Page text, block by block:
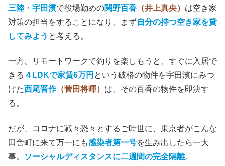
三陸・宇田濱で役場勤めの関野百香 （井上真央） は空き家
対策の担当をすることになり、まず自分の持つ空き家を貸
してみよう と考える。
一方、リモートワークで釣りを楽しもうと、 すぐに入居で
きる ４LDKで家賃6万円 という破格の物件を宇田濱にみつ
けた西尾晋作（菅田将暉） は、その百香の物件を即決す
る。
だが、コロナに戦々恐々とするご時世に、東京者がこんな
田舎町に来て万一にも感染者第一号を生み出したら一大
事。
ソーシャルディスタンスに二週間の完全隔離。